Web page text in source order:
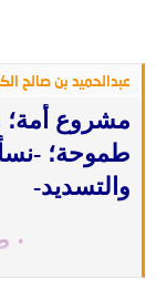
عبدالحميد بن صالح
مشروع أمة؛
طموحة؛ -
والتسديد-
·